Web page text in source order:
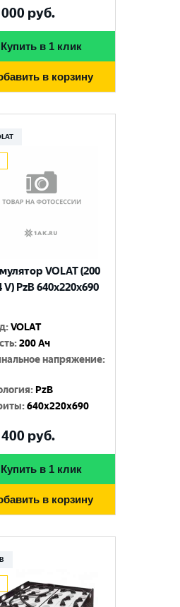
руб.
Купить в 1 клик
в корзину
VOLAT (200
V) PzB 640x220x690
:VOLAT
:200 Ач
напряжение:
: PzB
:640x220x690
руб.
Купить в 1 клик
в корзину